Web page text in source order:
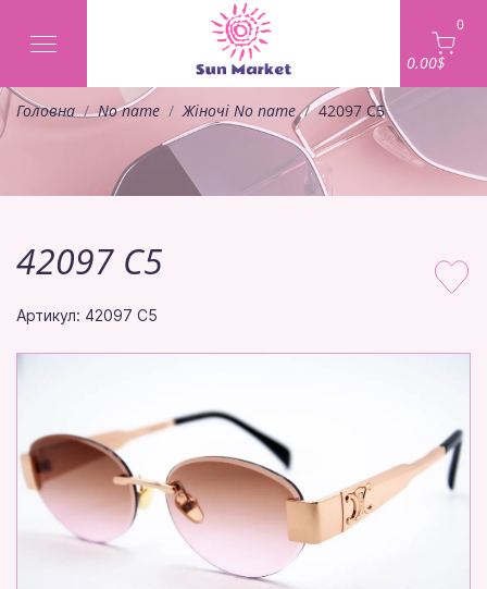
0
0.00$
Головна No name Жіночі No name 42097 C5
42097 C5
Артикул: 42097 C5